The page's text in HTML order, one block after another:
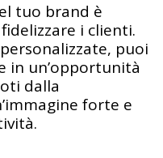
tuo brand è
i clienti.
puoi
in un’opportunità
dalla
forte e